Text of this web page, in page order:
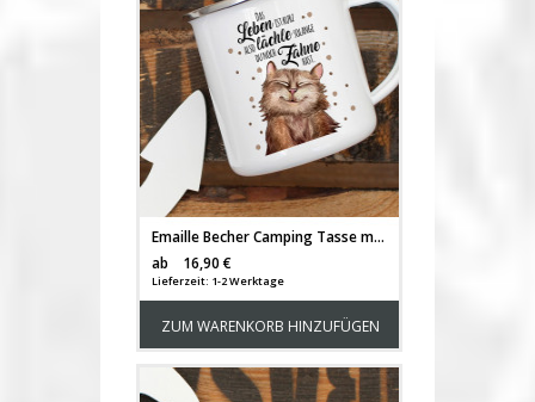
Emaille Becher Camping Tasse mit Katze Kater & Spruch lächle solange du Zähne hast Kaffeetasse Geschenk Spruchbecher eb317
ab
16,90 €
Lieferzeit: 1-2 Werktage
ZUM WARENKORB HINZUFÜGEN